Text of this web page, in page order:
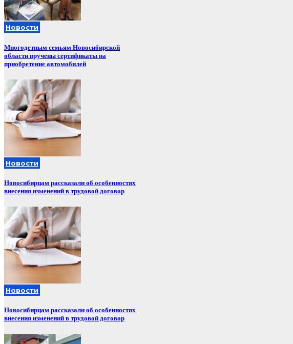
Новости
Многодетным семьям Новосибирской
области вручены сертификаты на
приобретение автомобилей
Новости
Новосибирцам рассказали об особенностях
внесения изменений в трудовой договор
Новости
Новосибирцам рассказали об особенностях
внесения изменений в трудовой договор